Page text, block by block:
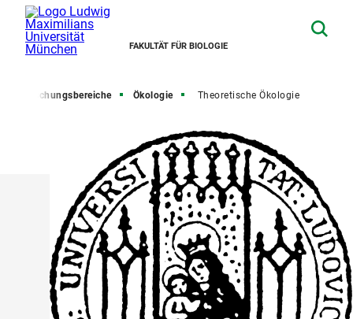
FAKULTÄT FÜR BIOLOGIE
Forschungsbereiche Ökologie Theoretische Ökologie